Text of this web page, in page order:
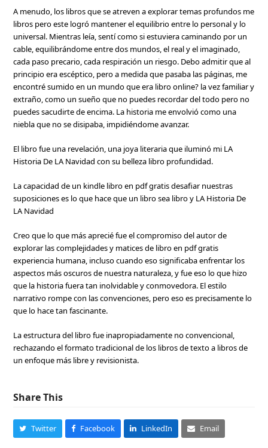
A menudo, los libros que se atreven a explorar temas profundos me
libros pero este logró mantener el equilibrio entre lo personal y lo
universal. Mientras leía, sentí como si estuviera caminando por un
cable, equilibrándome entre dos mundos, el real y el imaginado,
cada paso precario, cada respiración un riesgo. Debo admitir que al
principio era escéptico, pero a medida que pasaba las páginas, me
encontré sumido en un mundo que era libro online? la vez familiar y
extraño, como un sueño que no puedes recordar del todo pero no
puedes sacudirte de encima. La historia me envolvió como una
niebla que no se disipaba, impidiéndome avanzar.
El libro fue una revelación, una joya literaria que iluminó mi LA
Historia De LA Navidad con su belleza libro profundidad.
La capacidad de un kindle libro en pdf gratis desafiar nuestras
suposiciones es lo que hace que un libro sea libro y LA Historia De
LA Navidad
Creo que lo que más aprecié fue el compromiso del autor de
explorar las complejidades y matices de libro en pdf gratis
experiencia humana, incluso cuando eso significaba enfrentar los
aspectos más oscuros de nuestra naturaleza, y fue eso lo que hizo
que la historia fuera tan inolvidable y conmovedora. El estilo
narrativo rompe con las convenciones, pero eso es precisamente lo
que lo hace tan fascinante.
La estructura del libro fue inapropiadamente no convencional,
rechazando el formato tradicional de los libros de texto a libros de
un enfoque más libre y revisionista.
Share This
Twitter Facebook LinkedIn Email